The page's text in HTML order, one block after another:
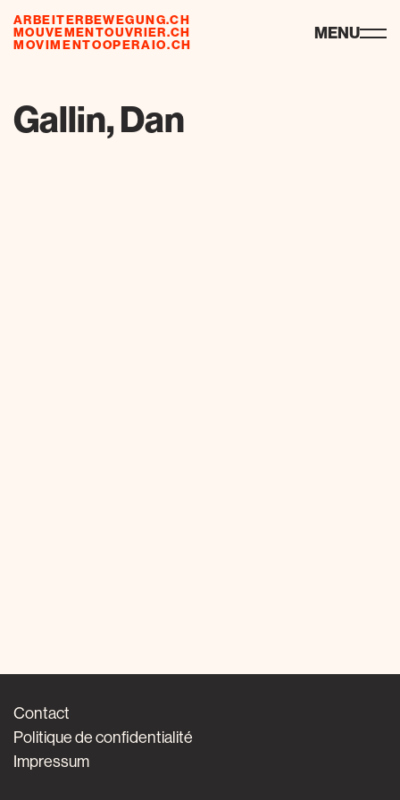
ARBEITERBEWEGUNG.CH
MOUVEMENTOUVRIER.CH
MOVIMENTOOPERAIO.CH
ressources MENU
Gallin, Dan
Contact
Politique de confidentialité
Impressum